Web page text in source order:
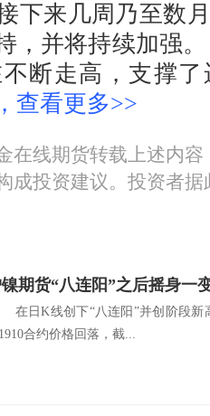
来几周乃至数月
，并将持续加强
断走高，支撑
查看更多>>
在线期货转载上述内
成投资建议。投资者
期货“八连阳”之后摇身一
日K线创下“八连阳”并创阶段新
合约价格回落，截...